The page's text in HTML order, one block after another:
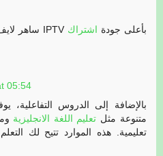
ساهر لايف احصل على اشتراكات IPTV بأعلى جودة اشتراك
05:54
بالإضافة إلى الدروس التفاعلية،
متنوعة مثل تعليم اللغة الانجليزية
تعليمية. هذه الموارد تتيح لك